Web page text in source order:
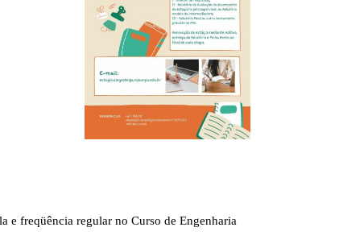
e freqüência regular no Curso de Engenharia